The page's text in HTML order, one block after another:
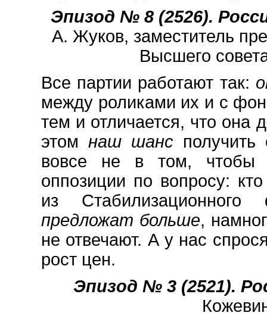
Эпизод № 8 (2526).
А. Жуков, заместитель
Высшего
Все партии работают так:
между роликами их и с
тем и отличается, что она
этом наш шанс
вовсе не в том, чтобы
оппозиции по вопросу:
из
предложат больше,
не отвечают. А у нас
рост цен.
Эпизод № 3 (2521).